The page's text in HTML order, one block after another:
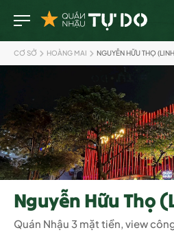
CƠ SỞ HOÀNG MAI NGUYỄN HỮU THỌ
Nguyễn Hữu Thọ
Quán Nhậu 3 mặt tiền, view